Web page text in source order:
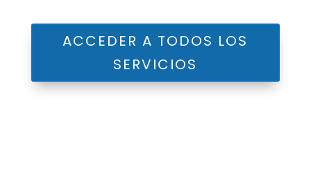
ACCEDER A TODOS LOS
SERVICIOS